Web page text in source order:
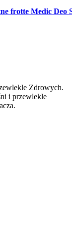
frotte Medic Deo
Zdrowych.
i przewlekle